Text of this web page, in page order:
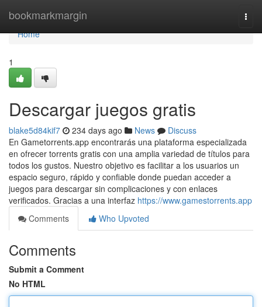
bookmarkmargin
Home
Home
1
Descargar juegos gratis
blake5d84kif7 234 days ago News
Discuss
En Gametorrents.app encontrarás una plataforma especializada
en ofrecer torrents gratis con una amplia variedad de títulos para
todos los gustos. Nuestro objetivo es facilitar a los usuarios un
espacio seguro, rápido y confiable donde puedan acceder a
juegos para descargar sin complicaciones y con enlaces
verificados. Gracias a una interfaz https://www.gamestorrents.app
Comments
Who Upvoted
Comments
Submit a Comment
No HTML